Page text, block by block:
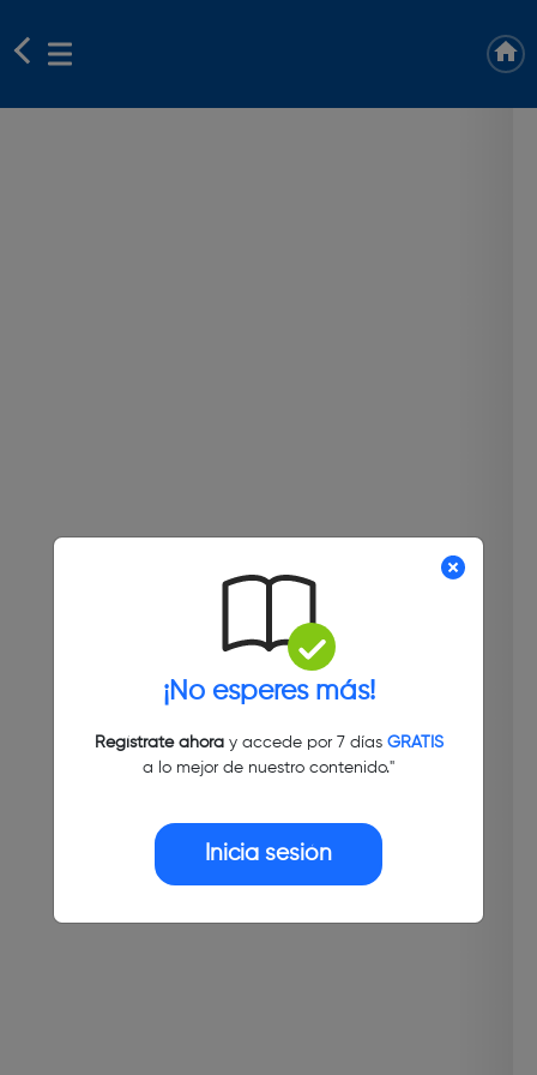
¡No esperes más!
Regístrate ahoray accede por 7 días GRATIS
a lo mejor de nuestro contenido."
Inicia sesión